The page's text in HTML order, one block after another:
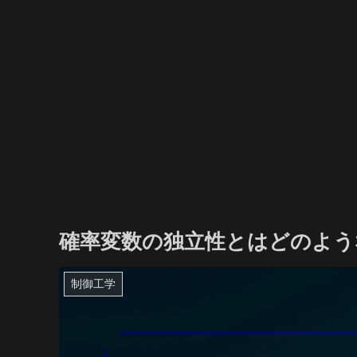
確率変数の独立性とはどのよ
制御工学